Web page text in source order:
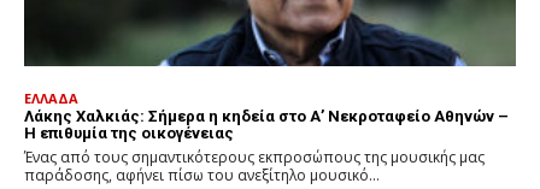
ΕΛΛΑΔΑ
Λάκης Χαλκιάς: Σήμερα η κηδεία στο Α’ Νεκροταφείο Αθηνών –
Η επιθυμία της οικογένειας
Ένας από τους σημαντικότερους εκπροσώπους της μουσικής μας
παράδοσης, αφήνει πίσω του ανεξίτηλο μουσικό...